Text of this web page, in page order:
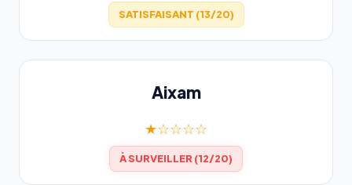
SATISFAISANT (13/20)
Aixam
★☆☆☆☆
À SURVEILLER (12/20)